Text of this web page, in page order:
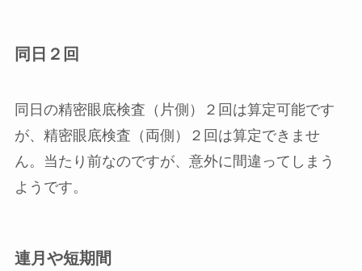
同日２回
同日の精密眼底検査（片側）２回は算定可能です
が、精密眼底検査（両側）２回は算定できませ
ん。当たり前なのですが、意外に間違ってしまう
ようです。
連月や短期間